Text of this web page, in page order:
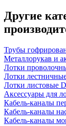
Другие
Трубы
Металлорукав и
Лотки
Лотки
Лотки листовые
Аксессуары для
Кабель-каналы
Кабель-каналы
Кабель-каналы